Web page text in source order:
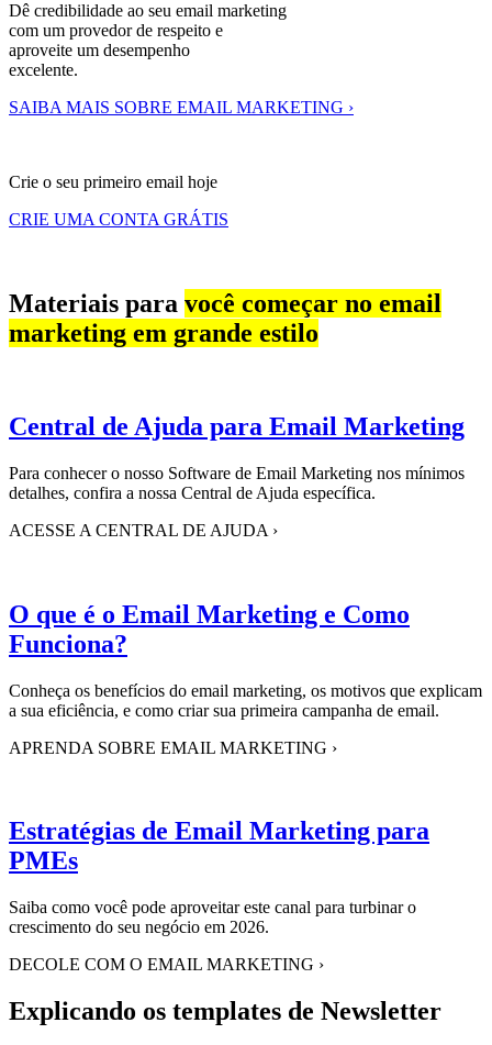
Dê credibilidade ao seu email marketing
com um provedor de respeito e
aproveite um desempenho
excelente.
SAIBA MAIS SOBRE EMAIL MARKETING ›
Crie o seu primeiro email hoje
CRIE UMA CONTA GRÁTIS
Materiais para você começar no email
marketing em grande estilo
Central de Ajuda para Email Marketing
Para conhecer o nosso Software de Email Marketing nos mínimos
detalhes, confira a nossa Central de Ajuda específica.
ACESSE A CENTRAL DE AJUDA ›
O que é o Email Marketing e Como
Funciona?
Conheça os benefícios do email marketing, os motivos que explicam
a sua eficiência, e como criar sua primeira campanha de email.
APRENDA SOBRE EMAIL MARKETING ›
Estratégias de Email Marketing para
PMEs
Saiba como você pode aproveitar este canal para turbinar o
crescimento do seu negócio em 2026.
DECOLE COM O EMAIL MARKETING ›
Explicando os templates de Newsletter